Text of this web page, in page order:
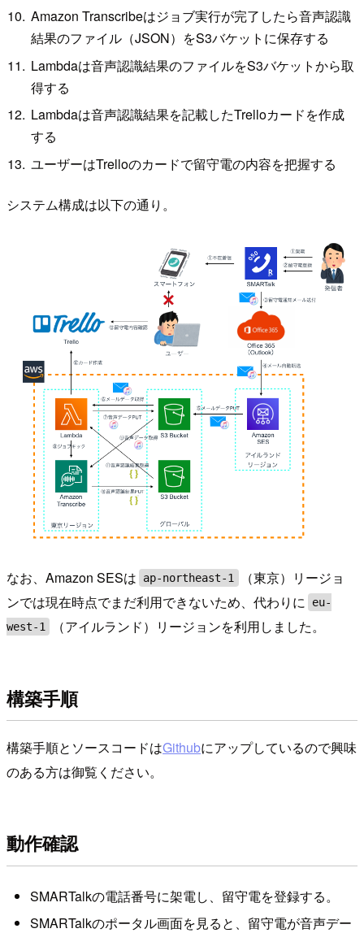
Amazon Transcribeはジョブ実行が完了したら音声認識
結果のファイル（JSON）をS3バケットに保存する
Lambdaは音声認識結果のファイルをS3バケットから取
得する
Lambdaは音声認識結果を記載したTrelloカードを作成
する
ユーザーはTrelloのカードで留守電の内容を把握する
システム構成は以下の通り。
なお、Amazon SESは ap-northeast-1
（東京）リージョ
ンでは現在時点でまだ利用できないため、代わりに
eu-
west-1
（アイルランド）リージョンを利用しました。
構築手順
構築手順とソースコードはGithubにアップしているので興味
のある方は御覧ください。
動作確認
SMARTalkの電話番号に架電し、留守電を登録する。
SMARTalkのポータル画面を見ると、留守電が音声デー